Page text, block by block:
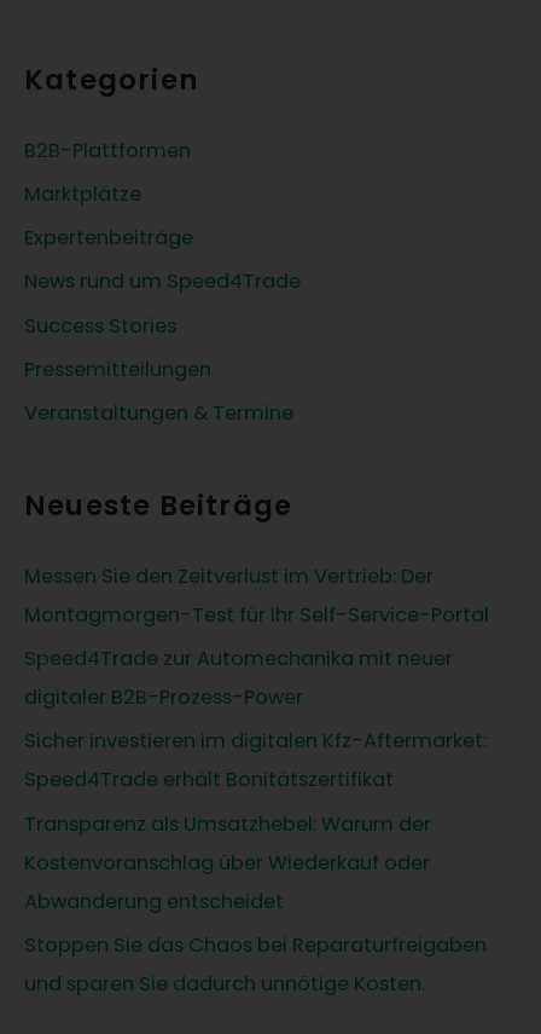
e
n
a
c
h
:
Kategorien
B2B-Plattformen
Marktplätze
Expertenbeiträge
News rund um Speed4Trade
Success Stories
Pressemitteilungen
Veranstaltungen & Termine
Neueste Beiträge
Messen Sie den Zeitverlust im Vertrieb: Der
Montagmorgen-Test für Ihr Self-Service-Portal
Speed4Trade zur Automechanika mit neuer
digitaler B2B-Prozess-Power
Sicher investieren im digitalen Kfz-Aftermarket:
Speed4Trade erhält Bonitätszertifikat
Transparenz als Umsatzhebel: Warum der
Kostenvoranschlag über Wiederkauf oder
Abwanderung entscheidet
Stoppen Sie das Chaos bei Reparaturfreigaben
und sparen Sie dadurch unnötige Kosten.